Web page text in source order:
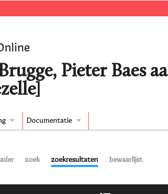
Pieter Baes
Documentatie
zoek zoekresultaten bewaarlijst